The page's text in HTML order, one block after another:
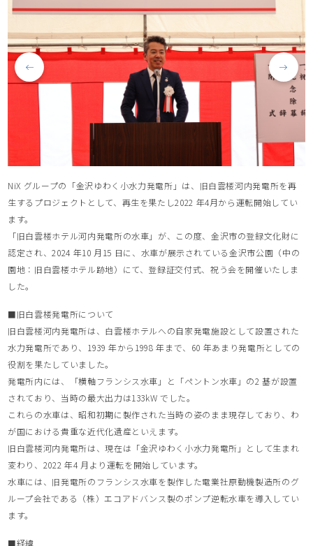
NiX グループの「金沢ゆわく小水力発電所」は、旧白雲楼河内発電所を再
生するプロジェクトとして、再生を果たし2022 年4月から運転開始してい
ます。
「旧白雲楼ホテル河内発電所の水車」が、この度、金沢市の登録文化財に
認定され、2024 年10 月15 日に、水車が展示されている金沢市公園（中の
園地：旧白雲楼ホテル跡地）にて、登録証交付式、祝う会を開催いたしま
した。
■旧白雲楼発電所について
旧白雲楼河内発電所は、白雲楼ホテルへの自家発電施設として設置された
水力発電所であり、1939 年から1998 年まで、60 年あまり発電所としての
役割を果たしていました。
発電所内には、「横軸フランシス水車」と「ペントン水車」の2 基が設置
されており、当時の最大出力は133kW でした。
これらの水車は、昭和初期に製作された当時の姿のまま現存しており、わ
が国における貴重な近代化遺産といえます。
旧白雲楼河内発電所は、現在は「金沢ゆわく小水力発電所」として生まれ
変わり、2022 年4 月より運転を開始しています。
水車には、旧発電所のフランシス水車を製作した電業社原動機製造所のグ
ループ会社である（株）エコアドバンス製のポンプ逆転水車を導入してい
ます。
■経緯